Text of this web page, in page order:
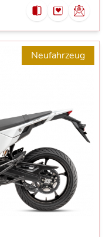
Neufahrzeug